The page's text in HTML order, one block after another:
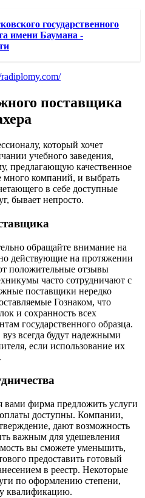
государственного
имени Баумана -
поставщика
который хочет
учебного заведения,
предлагающую качественное
много компаний, и выбрать
в себе доступные
бывает непросто.
обращайте внимание на
действующие на протяжении
положительные отзывы
часто сотрудничают с
поставщики нередко
Гознаком, что
и сохранность всех
государственного образца.
всегда будут надежными
если использование их
вами фирма предложить услуги
доступны. Компании,
дают возможность
важным для удешевления
вы сможете уменьшить,
предоставить готовый
в реестр. Некоторые
по оформлению степени,
квалификацию.